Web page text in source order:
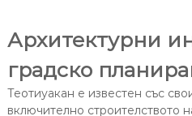
Архитектурни
градско
Теотиуакан е известен със
включително строителството